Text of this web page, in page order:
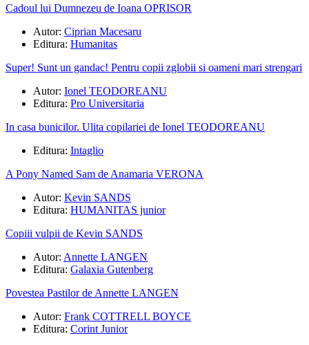
Cadoul lui Dumnezeu de Ioana OPRISOR
Autor: Ciprian Macesaru
Editura: Humanitas
Super! Sunt un gandac! Pentru copii zglobii si oameni mari strengari
Autor: Ionel TEODOREANU
Editura: Pro Universitaria
In casa bunicilor. Ulita copilariei de Ionel TEODOREANU
Editura: Intaglio
A Pony Named Sam de Anamaria VERONA
Autor: Kevin SANDS
Editura: HUMANITAS junior
Copiii vulpii de Kevin SANDS
Autor: Annette LANGEN
Editura: Galaxia Gutenberg
Povestea Pastilor de Annette LANGEN
Autor: Frank COTTRELL BOYCE
Editura: Corint Junior